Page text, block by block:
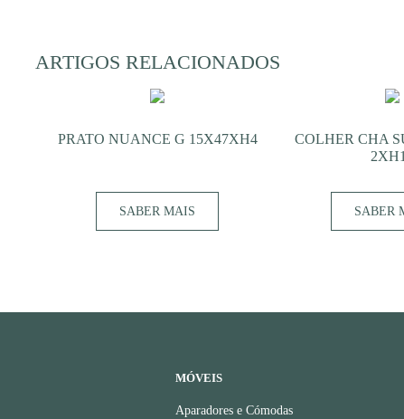
ARTIGOS RELACIONADOS
PRATO NUANCE G 15X47XH4
SABER MAIS
COLHER CHA
SABER
MÓVEIS
Aparadores e Cómodas